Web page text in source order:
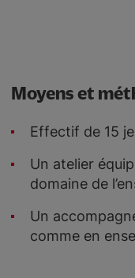
Moyens et
Effectif de 15
Un atelier
domaine de
Un
comme en